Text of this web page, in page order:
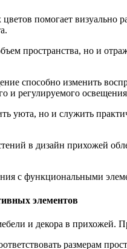
помогает визуально
пространства, но и
способно изменить
и регулируемого
уюта, но и служить
в дизайн прихожей
с функциональными
элементов
и декора в
размерам